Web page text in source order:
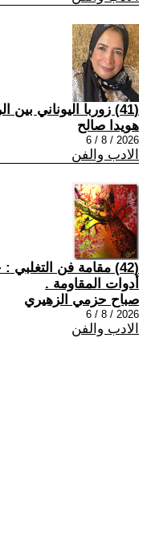
(41) زوربا اليوناني بين الرواية والسينما
هويدا صالح
2026 / 8 / 6
الادب والفن
(42) مقامة فن
أدوات المقاومة .
صباح حزمي الزهيري
2026 / 8 / 6
الادب والفن